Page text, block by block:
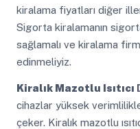
kiralama fiyatları diğer
Sigorta kiralamanın
sağlamalı ve kiralama
edinmeliyiz.
Kiralık Mazotlu Isıtıcı
cihazlar yüksek
çeker. Kiralık mazotlu